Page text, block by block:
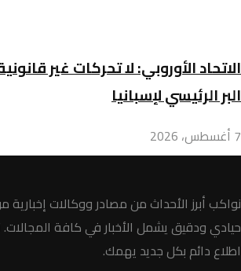
الاتحاد الأوروبي: لا تحركات غير
البر الرئيسي لإسبانيا
7 أغسطس، 2026
نواكب أبرز الأحداث من مصادر ووكالات
حيادي ودقيق يشمل الأخبار في كافة المجالات.
اطلاع دائم بكل جديد يهمك.